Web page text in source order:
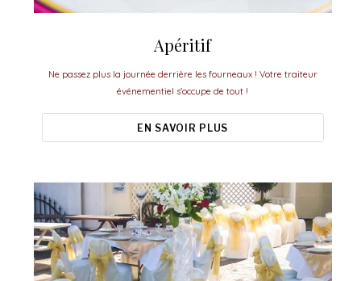
Apéritif
Ne passez plus la journée derrière les fourneaux ! Votre traiteur
événementiel s'occupe de tout !
EN SAVOIR PLUS